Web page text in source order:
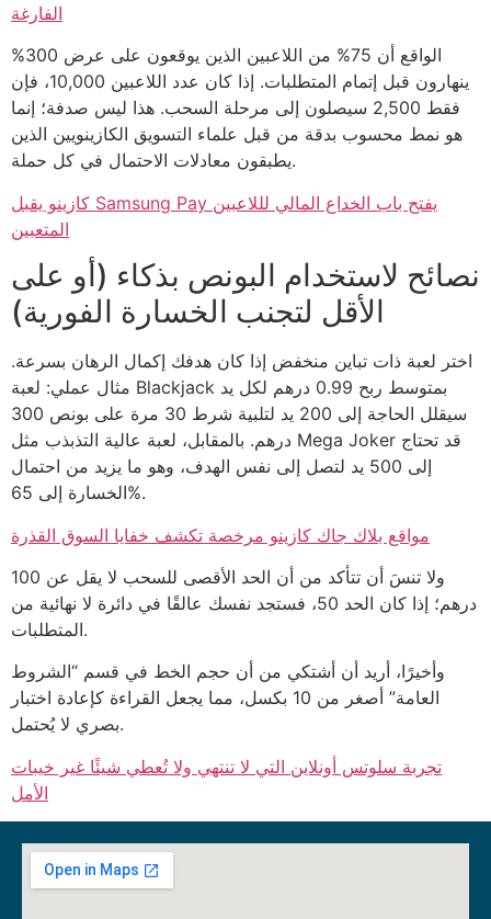
الفارغة
الواقع أن 75% من اللاعبين الذين يوقعون على عرض 300%
ينهارون قبل إتمام المتطلبات. إذا كان عدد اللاعبين 10,000، فإن
فقط 2,500 سيصلون إلى مرحلة السحب. هذا ليس صدفة؛ إنما
هو نمط محسوب بدقة من قبل علماء التسويق الكازينويين الذين
يطبقون معادلات الاحتمال في كل حملة.
كازينو يقبل Samsung Pay يفتح باب الخداع المالي لللاعبين
المتعبين
نصائح لاستخدام البونص بذكاء (أو على
الأقل لتجنب الخسارة الفورية)
اختر لعبة ذات تباين منخفض إذا كان هدفك إكمال الرهان بسرعة.
مثال عملي: لعبة Blackjack بمتوسط ربح 0.99 درهم لكل يد
سيقلل الحاجة إلى 200 يد لتلبية شرط 30 مرة على بونص 300
درهم. بالمقابل، لعبة عالية التذبذب مثل Mega Joker قد تحتاج
إلى 500 يد لتصل إلى نفس الهدف، وهو ما يزيد من احتمال
الخسارة إلى 65%.
مواقع بلاك جاك كازينو مرخصة تكشف خفايا السوق القذرة
ولا تنسَ أن تتأكد من أن الحد الأقصى للسحب لا يقل عن 100
درهم؛ إذا كان الحد 50، فستجد نفسك عالقًا في دائرة لا نهائية من
المتطلبات.
وأخيرًا، أريد أن أشتكي من أن حجم الخط في قسم “الشروط
العامة” أصغر من 10 بكسل، مما يجعل القراءة كإعادة اختبار
بصري لا يُحتمل.
تجربة سلوتس أونلاين التي لا تنتهي ولا تُعطي شيئًا غير خيبات
الأمل